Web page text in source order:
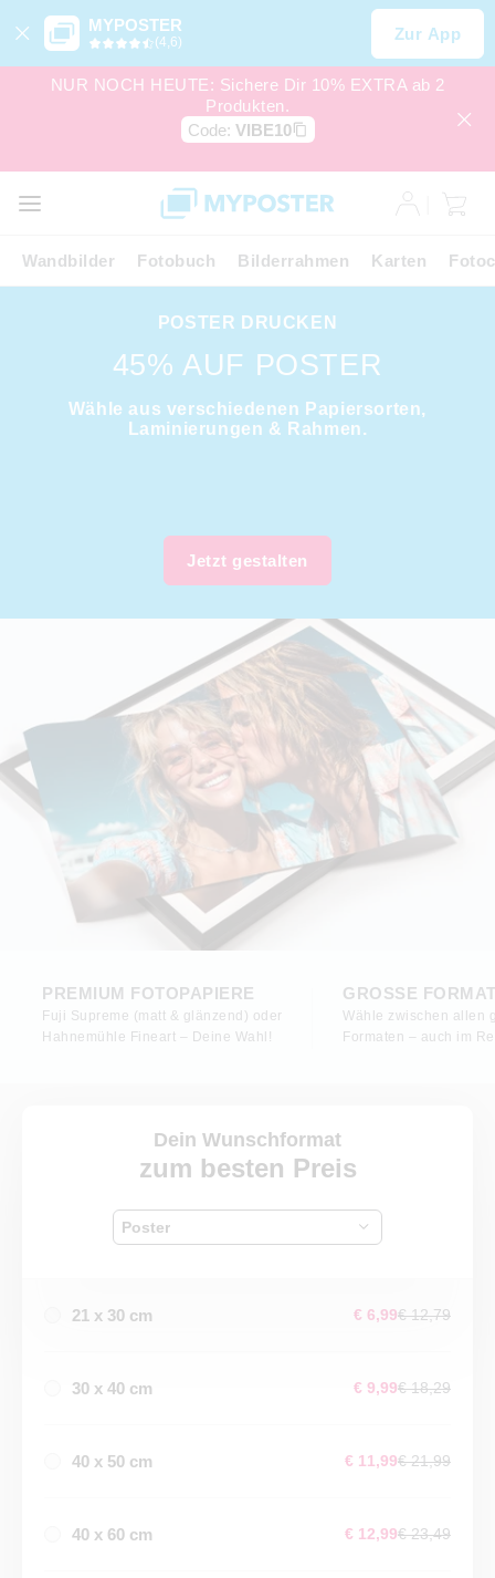
MYPOSTER
(4,6) Zur App
NUR NOCH HEUTE: Sichere Dir 10% EXTRA ab 2
Produkten.
Code: VIBE10
Wandbilder Fotobuch Bilderrahmen Karten
POSTER DRUCKEN
45% AUF POSTER
Wähle aus verschiedenen Papiersorten,
Laminierungen & Rahmen.
Jetzt gestalten
PREMIUM FOTOPAPIERE
Fuji Supreme (matt & glänzend) oder
Hahnemühle Fineart – Deine Wahl!
GROSSE
Wähle zwischen allen
Formaten – auch im
Dein Wunschformat
zum besten Preis
Poster
21 x 30 cm € 6,99€ 12,79
30 x 40 cm € 9,99€ 18,29
40 x 50 cm € 11,99€ 21,99
40 x 60 cm € 12,99€ 23,49